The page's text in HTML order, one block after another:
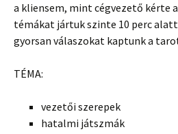
a kliensem, mint cégvezető kérte
témákat jártuk szinte 10 perc
gyorsan válaszokat kaptunk a
TÉMA:
vezetői szerepek
hatalmi játszmák